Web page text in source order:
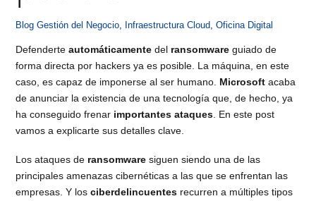
Blog Gestión del Negocio, Infraestructura Cloud,Oficina Digital
Defenderteautomáticamente del ransomware guiado de
forma directa por hackers ya es posible. La máquina, en este
caso, es capaz de imponerse al ser humano. Microsoft acaba
de anunciar la existencia de una tecnología que, de hecho, ya
ha conseguido frenar importantes ataques . En este post
vamos a explicarte sus detalles clave.
Los ataques de ransomware siguen siendo una de las
principales amenazas cibernéticas a las que se enfrentan las
empresas. Y losciberdelincuentes recurren a múltiples tipos